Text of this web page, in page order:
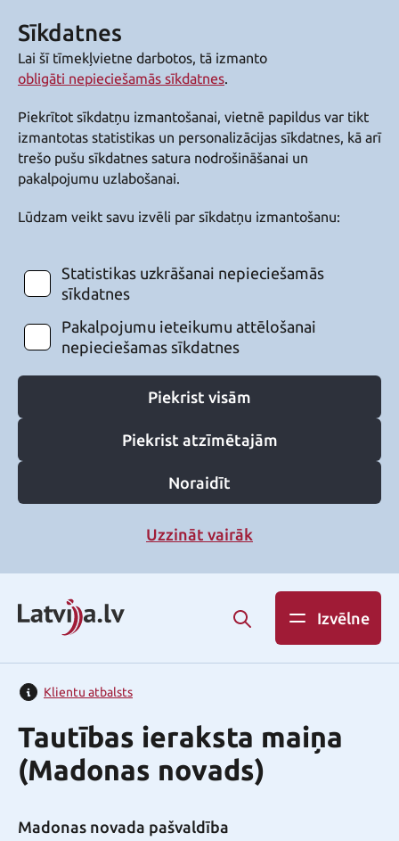
Sīkdatnes
Lai šī tīmekļvietne darbotos, tā izmanto
obligāti nepieciešamās sīkdatnes.
Piekrītot sīkdatņu izmantošanai, vietnē papildus var tikt
izmantotas statistikas un personalizācijas sīkdatnes, kā arī
trešo pušu sīkdatnes satura nodrošināšanai un
pakalpojumu uzlabošanai.
Lūdzam veikt savu izvēli par sīkdatņu izmantošanu:
Statistikas uzkrāšanai nepieciešamās
sīkdatnes
Pakalpojumu ieteikumu attēlošanai
nepieciešamas sīkdatnes
Piekrist visām
Piekrist atzīmētajām
Noraidīt
Uzzināt vairāk
Izvēlne
Klientu atbalsts
Tautības ieraksta maiņa
(Madonas novads)
Madonas novada pašvaldība